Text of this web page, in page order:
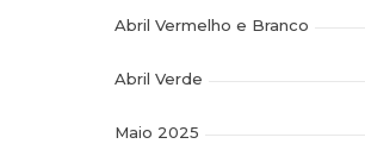
Abril Vermelho e Branco
Abril Verde
Maio 2025